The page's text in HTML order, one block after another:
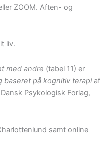
ZOOM. Aften- og
liv.
med andre (tabel 11) er
baseret på kognitiv terapiaf
Psykologisk Forlag,